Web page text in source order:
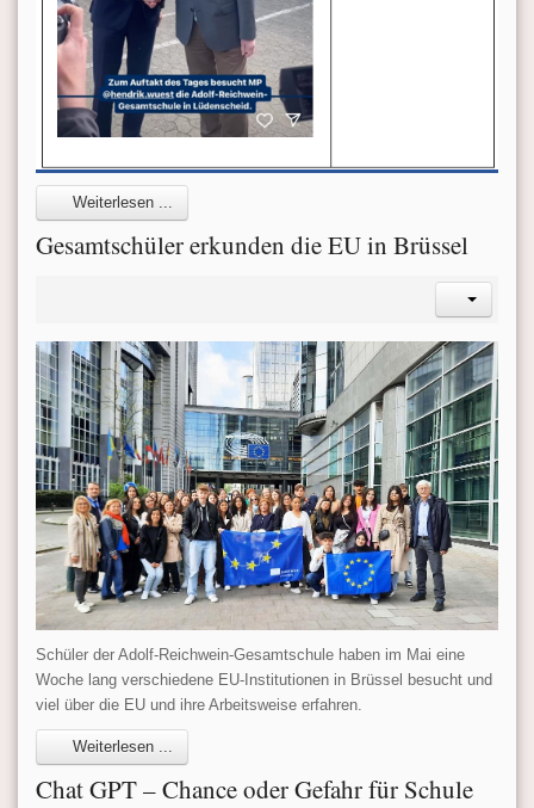
Weiterlesen ...
Gesamtschüler erkunden die EU in Brüssel
Schüler der Adolf-Reichwein-Gesamtschule haben im Mai eine
Woche lang verschiedene EU-Institutionen in Brüssel besucht und
viel über die EU und ihre Arbeitsweise erfahren.
Weiterlesen ...
Chat GPT – Chance oder Gefahr für Schule